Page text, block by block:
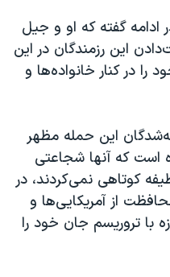
گفته که او و جیل
این رزمندگان در این
را در کنار خانواده‌ها و
این حمله مظهر
است که آنها شجاعتی
کوتاهی نمی‌کردند، در
از آمریکایی‌ها و
با تروریسم جان خود را